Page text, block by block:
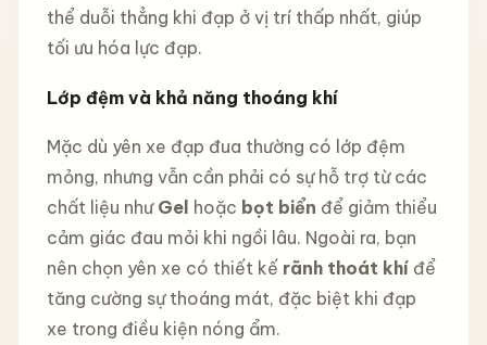
thể duỗi thẳng khi đạp ở vị trí thấp nhất, giúp
tối ưu hóa lực đạp.
Lớp đệm và khả năng thoáng khí
Mặc dù yên xe đạp đua thường có lớp đệm
mỏng, nhưng vẫn cần phải có sự hỗ trợ từ các
chất liệu như Gel hoặc bọt biển để giảm thiểu
cảm giác đau mỏi khi ngồi lâu. Ngoài ra, bạn
nên chọn yên xe có thiết kế rãnh thoát khíđể
tăng cường sự thoáng mát, đặc biệt khi đạp
xe trong điều kiện nóng ẩm.